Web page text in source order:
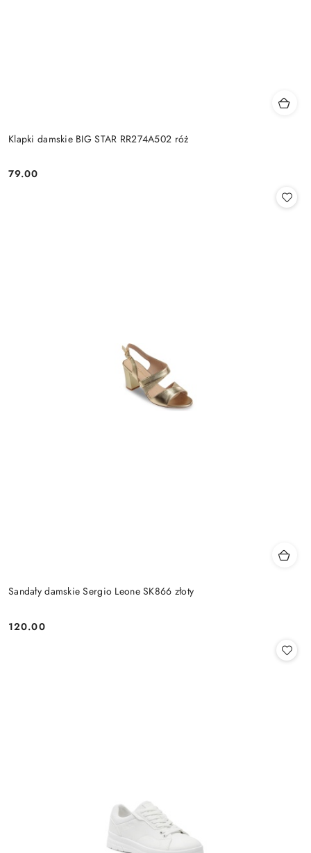
Klapki damskie BIG STAR RR274A502 róż
Cena:
79.00
Sandały damskie Sergio Leone SK866 złoty
Cena:
120.00